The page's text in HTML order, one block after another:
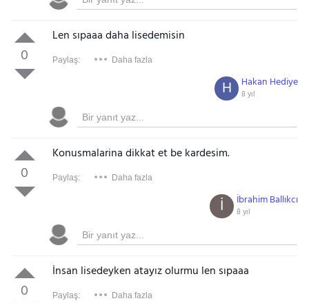
0
Len sıpaaa daha lisedemisin
Paylaş: Daha fazla
Hakan Hediye
8 yıl
H
0
Konusmalarina dikkat et be kardesim.
Paylaş: Daha fazla
İbrahim Ballıkcı
8 yıl
İ
0
İnsan lisedeyken atayız olurmu len sıpaaa
Paylaş: Daha fazla